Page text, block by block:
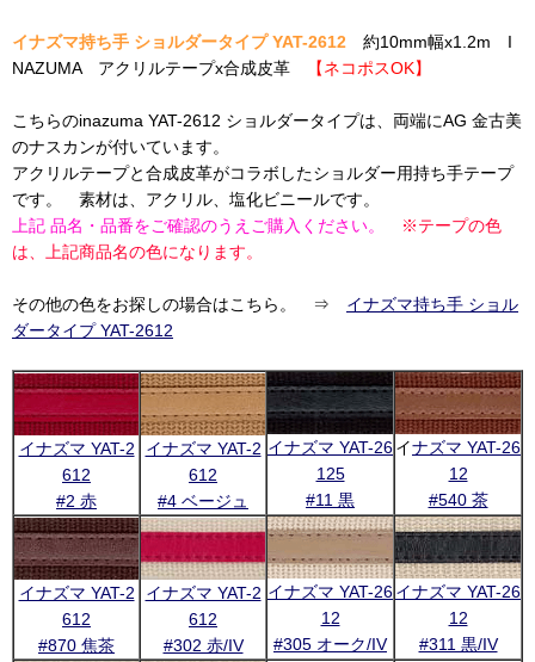
イナズマ持ち手 ショルダータイプ YAT-2612 約10mm幅x1.2m I
NAZUMA アクリルテープx合成皮革
【ネコポスOK】
こちらのinazuma YAT-2612 ショルダータイプは、両端にAG 金古美
のナスカンが付いています。
アクリルテープと合成皮革がコラボしたショルダー用持ち手テープ
です。 素材は、アクリル、塩化ビニールです。
上記 品名・品番をご確認のうえご購入ください。
※テープの色
は、上記商品名の色になります。
その他の色をお探しの場合はこちら。 ⇒ イナズマ持ち手 ショル
ダータイプ YAT-2612
イナズマ YAT-2
612
#2 赤
イナズマ YAT-2
612
#4 ベージュ
イナズマ YAT-26
125
#11 黒
イナズマ YAT-26
12
#540 茶
イナズマ YAT-2
612
#870 焦茶
イナズマ YAT-2
612
#302 赤/IV
イナズマ YAT-26
12
#305 オーク/IV
イナズマ YAT-26
12
#311 黒/IV